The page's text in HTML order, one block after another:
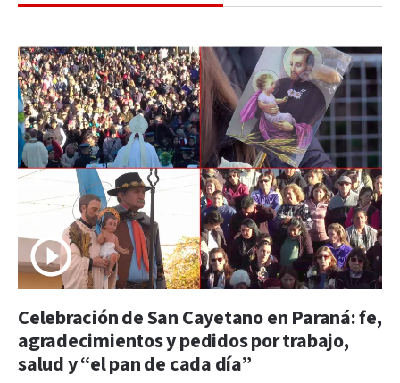
Celebración de San Cayetano en Paraná: fe,
agradecimientos y pedidos por trabajo,
salud y “el pan de cada día”